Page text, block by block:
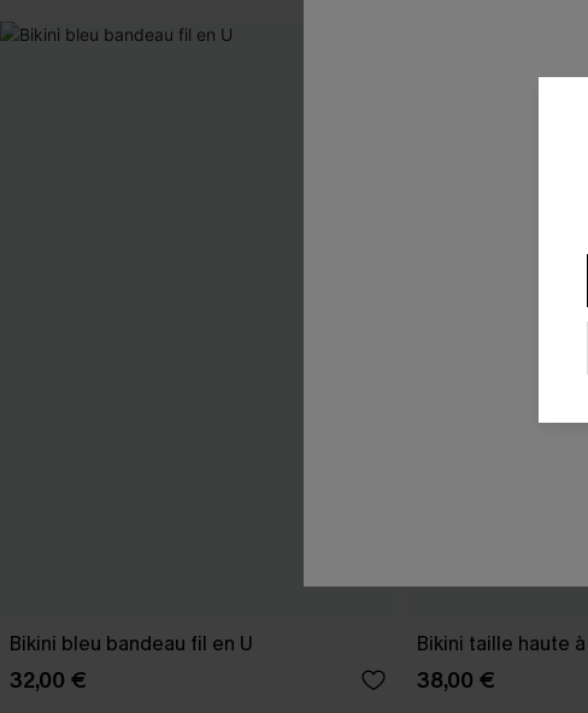
Bikini bleu bandeau fil en U
32,00 €
Bikini taille haute
38,00 €